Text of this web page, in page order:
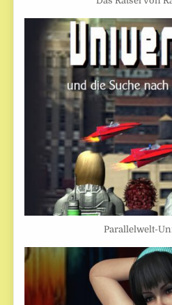
Parallelwelt-